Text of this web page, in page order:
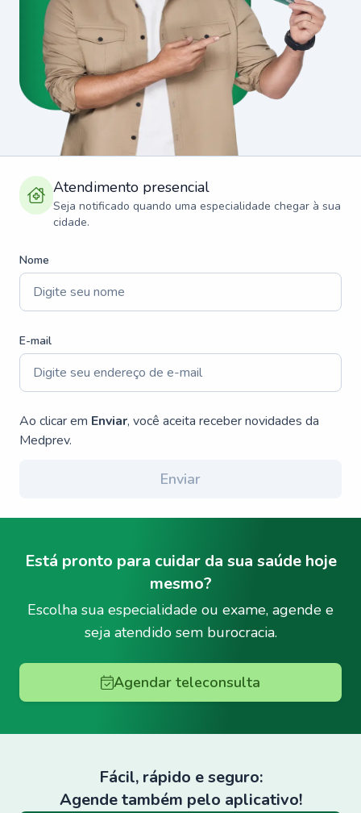
Atendimento presencial
Seja notificado quando uma especialidade chegar à sua
cidade.
Nome
E-mail
Ao clicar em Enviar, você aceita receber novidades da
Medprev.
Enviar
Está pronto para cuidar da sua saúde hoje
mesmo?
Escolha sua especialidade ou exame, agende e
seja atendido sem burocracia.
Agendar teleconsulta
Fácil, rápido e seguro:
Agende também pelo aplicativo!